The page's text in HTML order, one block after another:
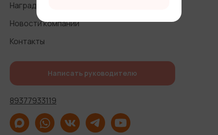
Награды и СМИ
Новости компании
Контакты
Написать руководителю
89377933119